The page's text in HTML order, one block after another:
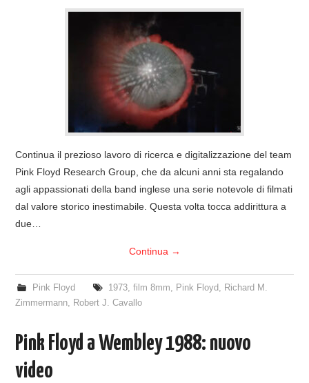
DISCOGRAFIA
LINKS
CONTATTI
POLICY/COOKIES
Continua il prezioso lavoro di ricerca e digitalizzazione del team
Pink Floyd Research Group, che da alcuni anni sta regalando
agli appassionati della band inglese una serie notevole di filmati
dal valore storico inestimabile. Questa volta tocca addirittura a
due…
Continua →
Pink Floyd 1973, film 8mm, Pink Floyd, Richard M.
Zimmermann, Robert J. Cavallo
Pink Floyd a Wembley 1988: nuovo
video